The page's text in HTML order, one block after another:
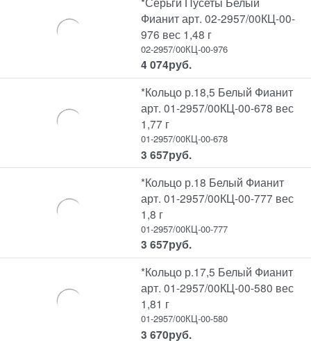
Фианит арт. 02-2957/00КЦ-00-
976 вес 1,48 г
02-2957/00КЦ-00-976
4 074руб.
*Кольцо р.18,5 Белый Фианит
арт. 01-2957/00КЦ-00-678 вес
1,77 г
01-2957/00КЦ-00-678
3 657руб.
*Кольцо р.18 Белый Фианит
арт. 01-2957/00КЦ-00-777 вес
1,8 г
01-2957/00КЦ-00-777
3 657руб.
*Кольцо р.17,5 Белый Фианит
арт. 01-2957/00КЦ-00-580 вес
1,81 г
01-2957/00КЦ-00-580
3 670руб.